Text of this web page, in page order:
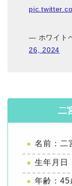
— ホワイト
26, 2024
二
名前：二
生年月日
年齢：45